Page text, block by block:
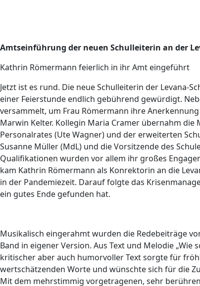
Amtseinführung der neuen Schulleiterin an der
Kathrin Römermann feierlich in ihr Amt eingeführt
Jetzt ist es rund. Die neue Schulleiterin der Levana-
einer Feierstunde endlich gebührend gewürdigt.
versammelt, um Frau Römermann ihre
Marwin Kelter. Kollegin Maria Cramer übernahm
Personalrates (Ute Wagner) und der erweiterten
Susanne Müller (MdL) und die Vorsitzende des
Qualifikationen wurden vor allem ihr großes
kam Kathrin Römermann als Konrektorin an die
in der Pandemiezeit. Darauf folgte das
ein gutes Ende gefunden hat.
Musikalisch eingerahmt wurden die Redebeiträge
Band in eigener Version. Aus Text und Melodie
kritischer aber auch humorvoller Text sorgte für
wertschätzenden Worte und wünschte sich für die
Mit dem mehrstimmig vorgetragenen, sehr